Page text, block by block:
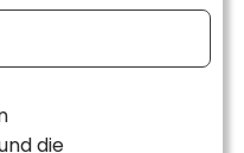
die